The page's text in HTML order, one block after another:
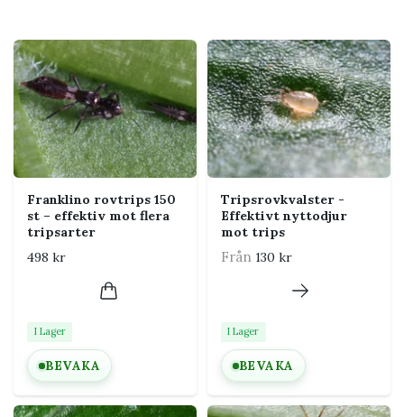
Franklino rovtrips 150
st – effektiv mot flera
tripsarter
498 kr
I Lager
BEVAKA
Tripsrovkvalster -
Effektivt nyttodjur
mot trips
Från 130 kr
I Lager
BEVAKA